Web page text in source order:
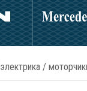
электрика /